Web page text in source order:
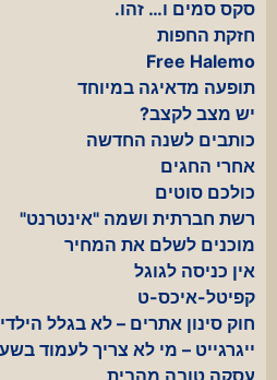
סקס סמים ו… זהו.
חזקת החפות
Free Halemo
תופעה מדאיגה במיוחד
יש מצב לקצב?
כותבים לשנה החדשה
אחרי החגים
כולכם סוטים
רשת חברתית ושמה "אינטרנט"
מוכנים לשלם את המחיר
אין כניסה לגוגל
קפיטל-איכס-ט
חוק סינון אתרים – לא בגלל
ייגרגייט – מי לא צריך לעמוד
עסקה טובה מהבית